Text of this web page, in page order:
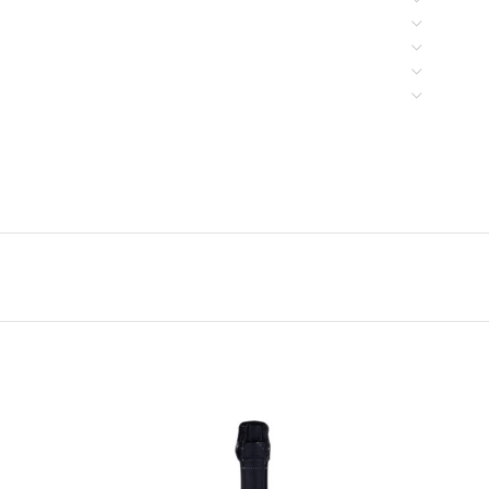
autoclave per preservare i profumi e le
in